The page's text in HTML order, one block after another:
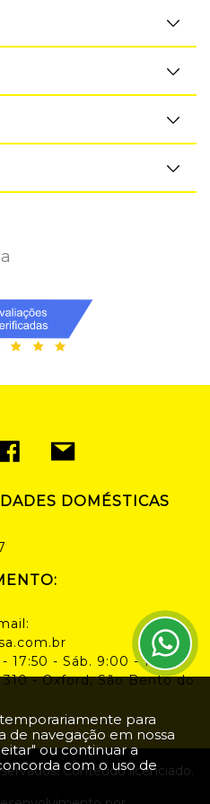
DOMÉSTICAS
17:50 - Sáb. 9:00 - 14:00
- Oxford, São Bento do
Conteúdo licenciado.
para
de navegação em nossa
ou continuar a
com o uso de